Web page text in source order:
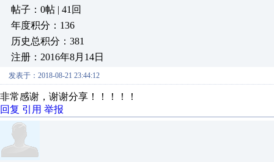
帖子：0帖 | 41回
年度积分：136
历史总积分：381
注册：2016年8月14日
发表于：2018-08-21 23:44:12
非常感谢，谢谢分享！！！！！
回复 引用 举报